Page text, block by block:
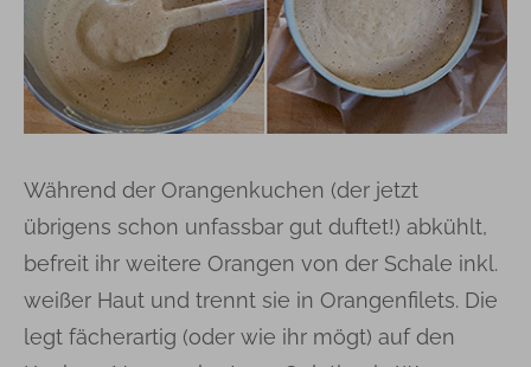
Während der Orangenkuchen (der jetzt
übrigens schon unfassbar gut duftet!) abkühlt,
befreit ihr weitere Orangen von der Schale inkl.
weißer Haut und trennt sie in Orangenfilets. Die
legt fächerartig (oder wie ihr mögt) auf den